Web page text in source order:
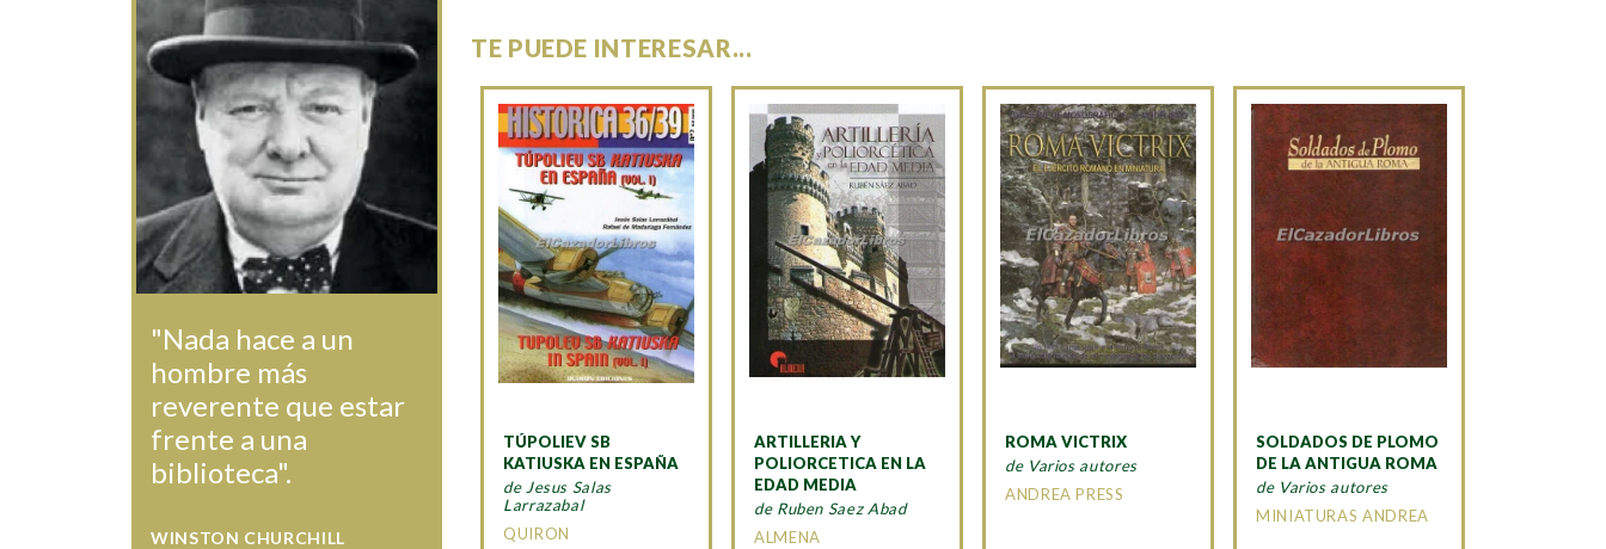
TE PUEDE INTERESAR...
TÚPOLIEV SB
KATIUSKA EN ESPAÑA
de Jesus Salas
Larrazabal
QUIRON
ARTILLERIA Y
POLIORCETICA EN LA
EDAD MEDIA
de Ruben Saez Abad
ALMENA
ROMA VICTRIX
de Varios autores
ANDREA PRESS
SOLDADOS DE PLOMO
DE LA ANTIGUA ROMA
de Varios autores
MINIATURAS ANDREA
"Nada hace a un
hombre más
reverente que estar
frente a una
biblioteca".
WINSTON CHURCHILL